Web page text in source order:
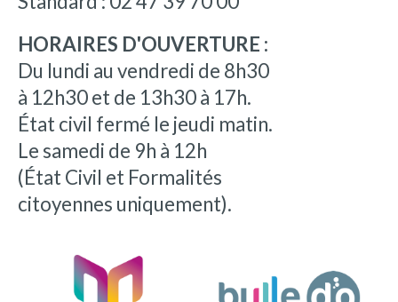
HORAIRES D'OUVERTURE :
Du lundi au vendredi de 8h30
à 12h30 et de 13h30 à 17h.
État civil fermé le jeudi matin.
Le samedi de 9h à 12h
(État Civil et Formalités
citoyennes uniquement).